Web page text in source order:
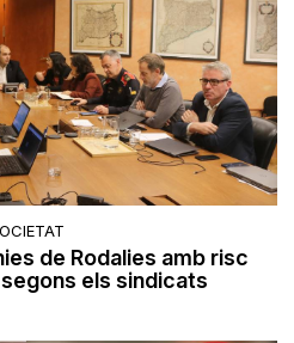
de Rodalies amb risc
els sindicats